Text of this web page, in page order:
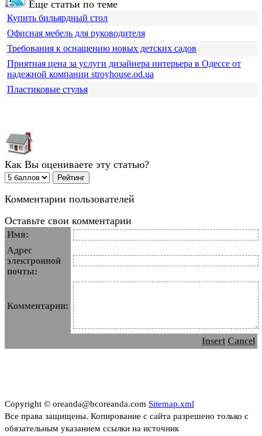
Еще статьи по теме
Купить бильярдный стол
Офисная мебель для руководителя
Требования к оснащению новых детских садов
Приятная цена за услуги дизайнера интерьера в Одессе от
надежной компании stroyhouse.od.ua
Пластиковые стулья
Как Вы оцениваете эту статью?
Комментарии пользователей
Оставьте свои комментарии
Имя:
Адрес
электронной
почты:
Комментарии:
Insert Cancel
Copyright © oreanda@bcoreanda.com Sitemap.xml
Все права защищены. Копирование с сайта разрешено только с
обязательным указанием ссылки на источник